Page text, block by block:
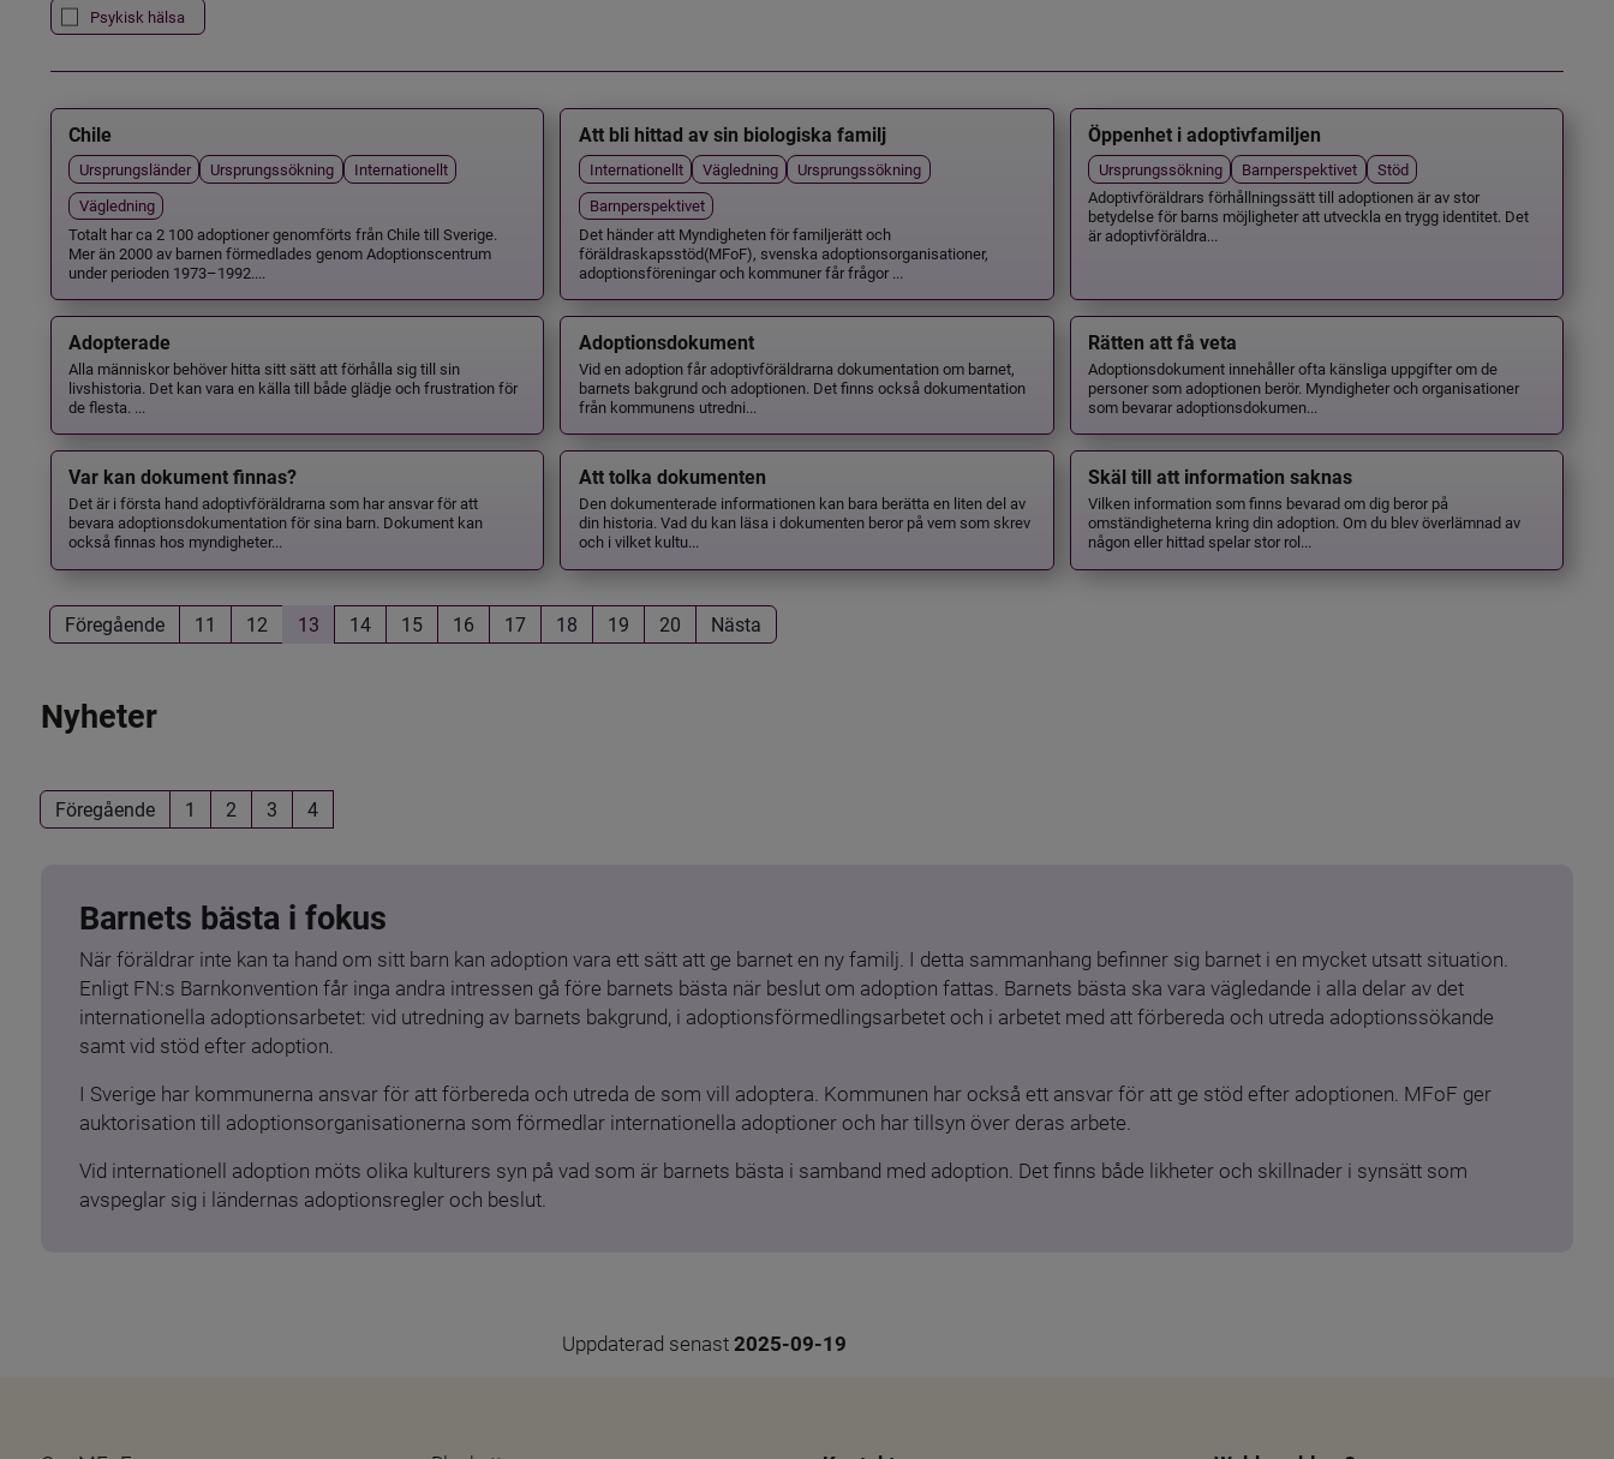
Psykisk hälsa
Chile
Ursprungsländer Ursprungssökning
Internationellt
Vägledning
Totalt har ca 2 100 adoptioner genomförts från Chile till Sverige.
Mer än 2000 av barnen förmedlades genom Adoptionscentrum
under perioden 1973–1992....
Att bli hittad av sin biologiska familj
Internationellt Vägledning
Ursprungssökning
Barnperspektivet
Det händer att Myndigheten för familjerätt och
föräldraskapsstöd(MFoF), svenska adoptionsorganisationer,
adoptionsföreningar och kommuner får frågor ...
Öppenhet i adoptivfamiljen
Ursprungssökning Barnperspektivet
Stöd
Adoptivföräldrars förhållningssätt till adoptionen är av stor
betydelse för barns möjligheter att utveckla en trygg identitet. Det
är adoptivföräldra...
Adopterade
Alla människor behöver hitta sitt sätt att förhålla sig till sin
livshistoria. Det kan vara en källa till både glädje och frustration för
de flesta. ...
Adoptionsdokument
Vid en adoption får adoptivföräldrarna dokumentation om barnet,
barnets bakgrund och adoptionen. Det finns också dokumentation
från kommunens utredni...
Rätten att få veta
Adoptionsdokument innehåller ofta känsliga uppgifter om de
personer som adoptionen berör. Myndigheter och organisationer
som bevarar adoptionsdokumen...
Var kan dokument finnas?
Det är i första hand adoptivföräldrarna som har ansvar för att
bevara adoptionsdokumentation för sina barn. Dokument kan
också finnas hos myndigheter...
Att tolka dokumenten
Den dokumenterade informationen kan bara berätta en liten del av
din historia. Vad du kan läsa i dokumenten beror på vem som skrev
och i vilket kultu...
Skäl till att information saknas
Vilken information som finns bevarad om dig beror på
omständigheterna kring din adoption. Om du blev överlämnad av
någon eller hittad spelar stor rol...
Föregående 11 12 13 14 15 16 17 18 19 20 Nästa
Nyheter
Föregående 1 2 3 4
Barnets bästa i fokus
När föräldrar inte kan ta hand om sitt barn kan adoption vara ett sätt att ge barnet en ny familj. I detta sammanhang befinner sig barnet i en mycket utsatt situation.
Enligt FN:s Barnkonvention får inga andra intressen gå före barnets bästa när beslut om adoption fattas. Barnets bästa ska vara vägledande i alla delar av det
internationella adoptionsarbetet: vid utredning av barnets bakgrund, i adoptionsförmedlingsarbetet och i arbetet med att förbereda och utreda adoptionssökande
samt vid stöd efter adoption.
I Sverige har kommunerna ansvar för att förbereda och utreda de som vill adoptera. Kommunen har också ett ansvar för att ge stöd efter adoptionen. MFoF ger
auktorisation till adoptionsorganisationerna som förmedlar internationella adoptioner och har tillsyn över deras arbete.
Vid internationell adoption möts olika kulturers syn på vad som är barnets bästa i samband med adoption. Det finns både likheter och skillnader i synsätt som
avspeglar sig i ländernas adoptionsregler och beslut.
Uppdaterad senast 2025-09-19